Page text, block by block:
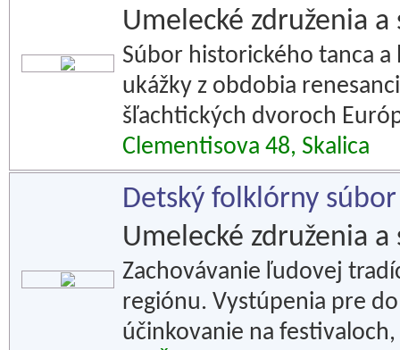
Umelecké združenia a
Súbor historického tanca a
ukážky z obdobia
šľachtických dvoroch
Clementisova 48, Skalica
Detský folklórny súbor
Umelecké združenia a
Zachovávanie ľudovej
regiónu. Vystúpenia pre
účinkovanie na